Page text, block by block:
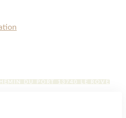
DU PORT 13740 LE ROVE